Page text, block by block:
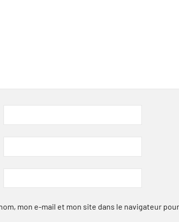
mon e-mail et mon site dans le navigateur